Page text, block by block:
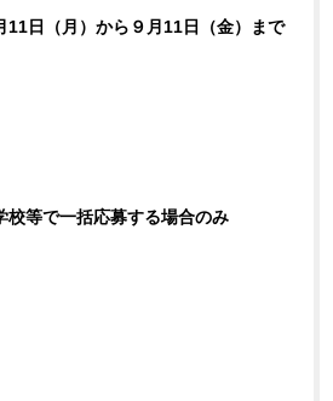
11日（月）から９月11日（金）まで
校等で一括応募する場合のみ